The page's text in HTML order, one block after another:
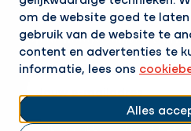
om de website goed te
gebruik van de website te
content en advertenties te
informatie, lees ons
Alles
LinkedInInstagramFacebook
Op de hoogte blijven van
Ontvang onze nieuwsbrief